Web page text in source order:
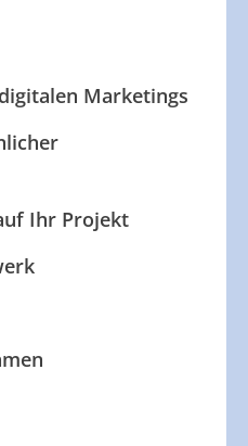
Marketings
Ihr Projekt